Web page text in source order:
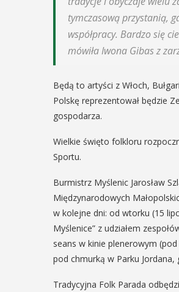
tymczasową przystanią,
współpracy. Bardzo się
mówiła Iwona Gibas z
Będą to artyści z Włoch,
Polskę reprezentował będzie
gospodarza.
Wielkie święto folkloru
Sportu.
Burmistrz Myślenic Jarosław
Międzynarodowych
w kolejne dni: od wtorku (15
Myślenice” z udziałem
seans w kinie plenerowym
pod chmurką w Parku Jordana,
Tradycyjna Folk Parada
i
wakacji, czyli 29-30
Turnieju Myślimira.
W